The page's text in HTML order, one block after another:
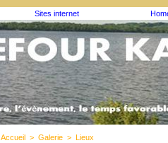
Sites internet
Accueil > Galerie > Lieux